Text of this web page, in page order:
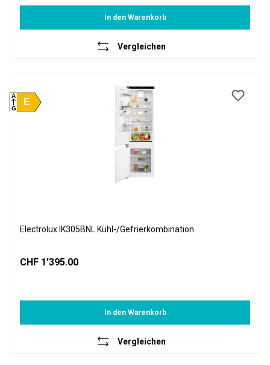
In den Warenkorb
Vergleichen
E
A
G
Electrolux IK305BNL Kühl-/Gefrierkombination
CHF 1’395.00
In den Warenkorb
Vergleichen